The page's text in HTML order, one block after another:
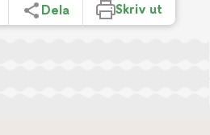
Dela Skriv ut